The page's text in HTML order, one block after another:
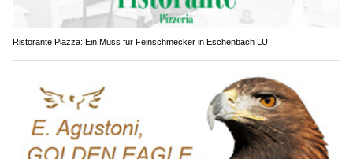
Ristorante Piazza: Ein Muss für Feinschmecker in Eschenbach LU